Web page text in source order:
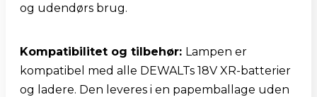
og udendørs brug.
Kompatibilitet og tilbehør: Lampen er
kompatibel med alle DEWALTs 18V XR-batterier
og ladere. Den leveres i en papemballage uden